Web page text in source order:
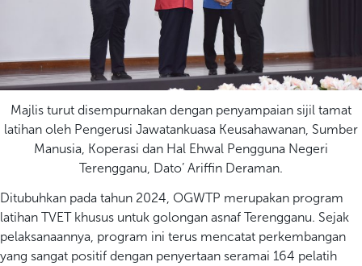
Majlis turut disempurnakan dengan penyampaian sijil tamat
latihan oleh Pengerusi Jawatankuasa Keusahawanan, Sumber
Manusia, Koperasi dan Hal Ehwal Pengguna Negeri
Terengganu, Dato’ Ariffin Deraman.
Ditubuhkan pada tahun 2024, OGWTP merupakan program
latihan TVET khusus untuk golongan asnaf Terengganu. Sejak
pelaksanaannya, program ini terus mencatat perkembangan
yang sangat positif dengan penyertaan seramai 164 pelatih